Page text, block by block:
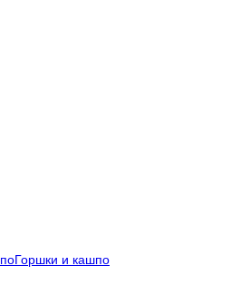
Горшки и кашпо